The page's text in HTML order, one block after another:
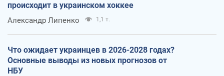
происходит в украинском хоккее
Александр Липенко 1,1 т.
Что ожидает украинцев в 2026-2028 годах?
Основные выводы из новых прогнозов от
НБУ